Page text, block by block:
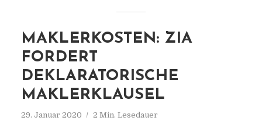
MAKLERKOSTEN: ZIA
FORDERT
DEKLARATORISCHE
MAKLERKLAUSEL
29. Januar 2020 2 Min. Lesedauer